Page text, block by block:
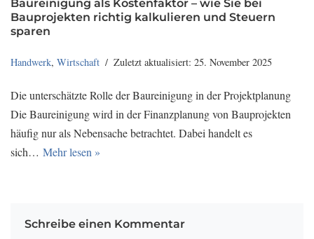
Baureinigung als Kostenfaktor – wie Sie bei
Bauprojekten richtig kalkulieren und Steuern
sparen
Handwerk, Wirtschaft Zuletzt aktualisiert: 25. November 2025
Die unterschätzte Rolle der Baureinigung in der Projektplanung
Die Baureinigung wird in der Finanzplanung von Bauprojekten
häufig nur als Nebensache betrachtet. Dabei handelt es
sich… Mehr lesen »
Schreibe einen Kommentar